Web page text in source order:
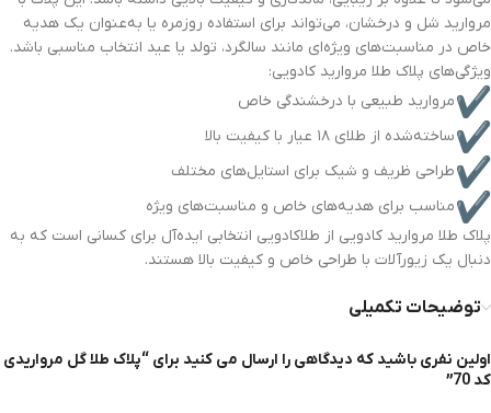
مروارید شل و درخشان، می‌تواند برای استفاده روزمره یا به‌عنوان یک هدیه
خاص در مناسبت‌های ویژه‌ای مانند سالگرد، تولد یا عید انتخاب مناسبی باشد.
ویژگی‌های پلاک طلا مروارید کادویی:
مروارید طبیعی با درخشندگی خاص
ساخته‌شده از طلای ۱۸ عیار با کیفیت بالا
طراحی ظریف و شیک برای استایل‌های مختلف
مناسب برای هدیه‌های خاص و مناسبت‌های ویژه
پلاک طلا مروارید کادویی از طلاکادویی انتخابی ایده‌آل برای کسانی است که به
دنبال یک زیورآلات با طراحی خاص و کیفیت بالا هستند.
توضیحات تکمیلی
اولین نفری باشید که دیدگاهی را ارسال می کنید برای “پلاک طلا گل مرواریدی
کد 70”